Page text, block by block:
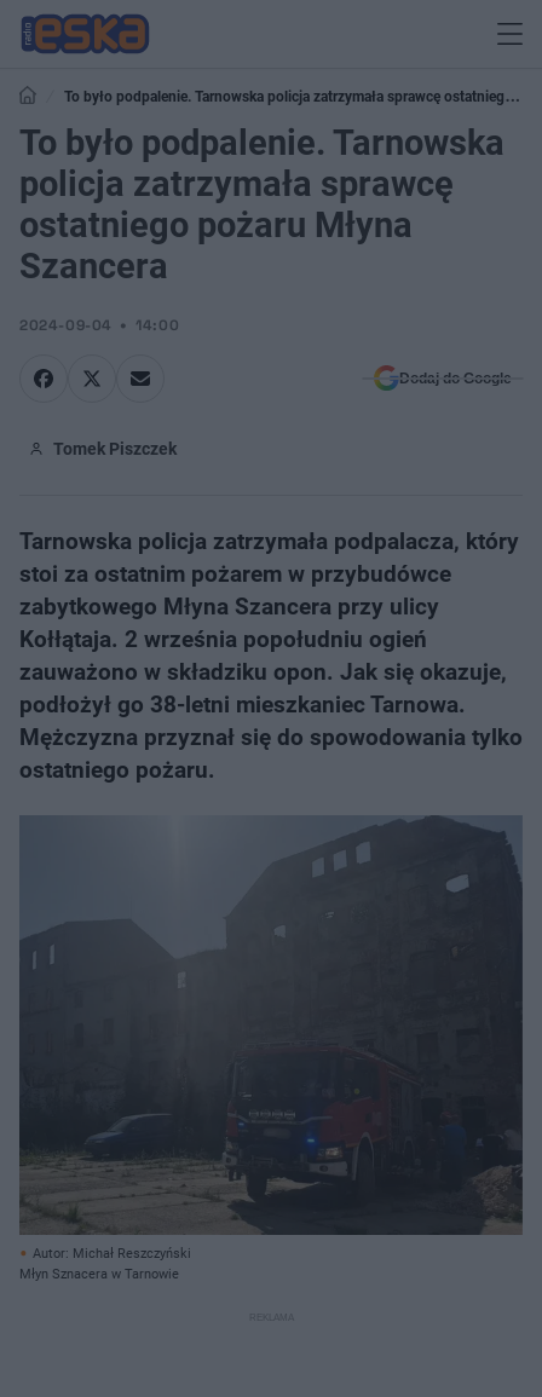
To było podpalenie. Tarnowska policja zatrzymała sprawcę ostatniego
pożaru Młyna Szancera
To było podpalenie. Tarnowska
policja zatrzymała sprawcę
ostatniego pożaru Młyna
Szancera
2024-09-04 14:00
Dodaj do Google
Tomek Piszczek
Tarnowska policja zatrzymała podpalacza, który
stoi za ostatnim pożarem w przybudówce
zabytkowego Młyna Szancera przy ulicy
Kołłątaja. 2 września popołudniu ogień
zauważono w składziku opon. Jak się okazuje,
podłożył go 38-letni mieszkaniec Tarnowa.
Mężczyzna przyznał się do spowodowania tylko
ostatniego pożaru.
Autor: Michał Reszczyński
Młyn Sznacera w Tarnowie